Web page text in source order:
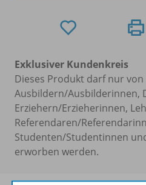
Exklusiver Kundenkreis
Dieses Produkt darf nur von
Ausbildern/Ausbilderinnen,
Erziehern/Erzieherinnen,
Referendaren/
Studenten/Studentinnen
erworben werden.